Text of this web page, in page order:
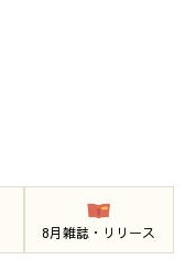
8月雑誌・リリース